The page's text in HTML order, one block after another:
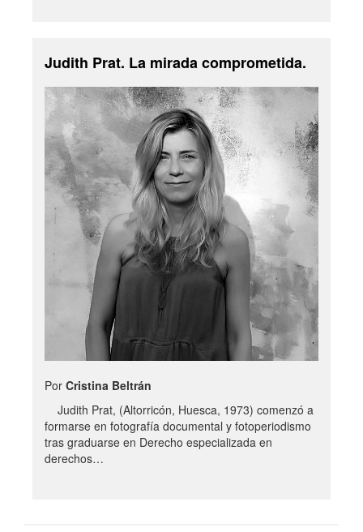
Judith Prat. La mirada comprometida.
Por Cristina Beltrán
Judith Prat, (Altorricón, Huesca, 1973) comenzó a
formarse en fotografía documental y fotoperiodismo
tras graduarse en Derecho especializada en
derechos…